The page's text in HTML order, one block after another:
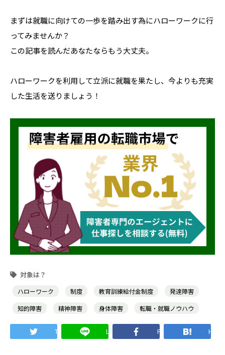
まずは就職に向けての一歩を踏み出す為にハローワークに行
ってみませんか？
この記事を読んだあなたならもう大丈夫。
ハローワークを利用して立派に就職を果たし、今よりも充実
した生活を送りましょう！
ハローワーク 制度 教育訓練給付金制度
発達障害
知的障害
精神障害 身体障害 転職・就職ノウハウ
Twitter LINE Facebook